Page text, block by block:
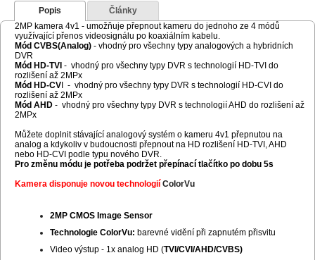
Popis
Články
2MP kamera 4v1 - umožňuje přepnout kameru do jednoho ze 4 módů
využívající přenos videosignálu po koaxiálním kabelu.
Mód CVBS(Analog) - vhodný pro všechny typy analogových a hybridních
DVR
Mód HD-TVI - vhodný pro všechny typy DVR s technologií HD-TVI do
rozlišení až 2MPx
Mód HD-CVI - vhodný pro všechny typy DVR s technologií HD-CVI do
rozlišení až 2MPx
Mód AHD - vhodný pro všechny typy DVR s technologií AHD do rozlišení až
2MPx
Můžete doplnit stávající analogový systém o kameru 4v1 přepnutou na
analog a kdykoliv v budoucnosti přepnout na HD rozlišení HD-TVI, AHD
nebo HD-CVI podle typu nového DVR.
Pro změnu módu je potřeba podržet přepínací tlačítko po dobu 5s
Kamera disponuje novou technologií ColorVu
2MP CMOS Image Sensor
Technologie ColorVu: barevné vidění při zapnutém přisvitu
Video výstup - 1x analog HD (TVI/CVI/AHD/CVBS)